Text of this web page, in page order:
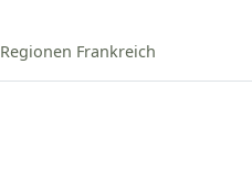
Regionen Frankreich